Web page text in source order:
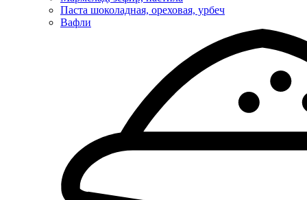
Паста шоколадная, ореховая, урбеч
Вафли